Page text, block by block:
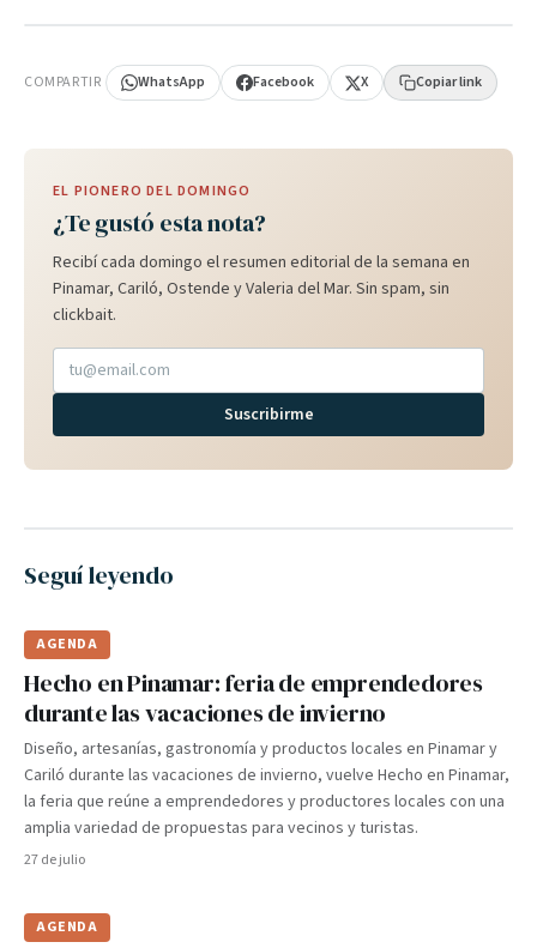
COMPARTIR WhatsApp Facebook X Copiar link
EL PIONERO DEL DOMINGO
¿Te gustó esta nota?
Recibí cada domingo el resumen editorial de la semana en
Pinamar, Cariló, Ostende y Valeria del Mar. Sin spam, sin
clickbait.
Suscribirme
Seguí leyendo
AGENDA
Hecho en Pinamar: feria de emprendedores
durante las vacaciones de invierno
Diseño, artesanías, gastronomía y productos locales en Pinamar y
Cariló durante las vacaciones de invierno, vuelve Hecho en Pinamar,
la feria que reúne a emprendedores y productores locales con una
amplia variedad de propuestas para vecinos y turistas.
27 de julio
AGENDA